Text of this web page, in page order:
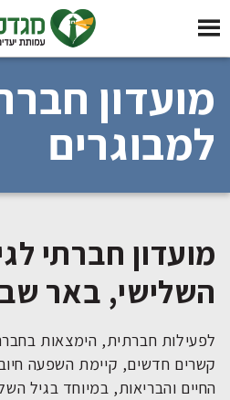
מועדון
למבוגרים
מועדון חברתי
השלישי, באר
לפעילות חברתית, הימצאות
קשרים חדשים, קיימת השפעה
החיים והבריאות, במיוחד בגיל